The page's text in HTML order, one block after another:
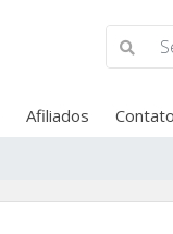
Afiliados Contato